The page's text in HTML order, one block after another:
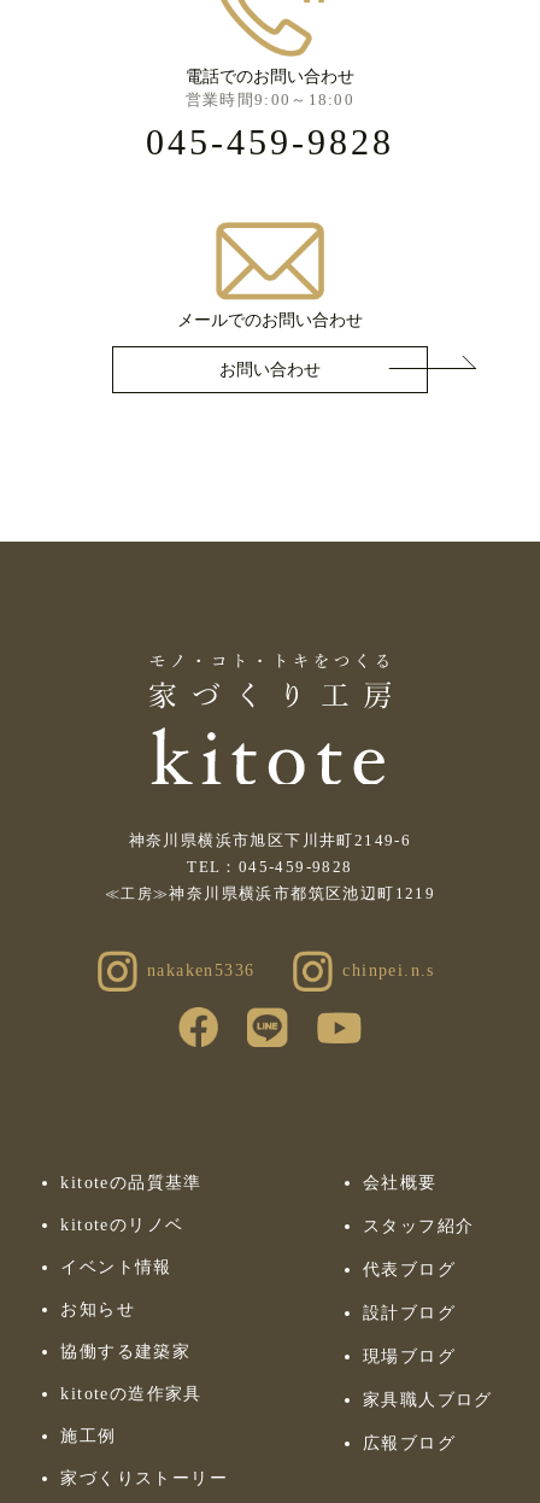
電話でのお問い合わせ
営業時間9:00～18:00
045-459-9828
メールでのお問い合わせ
お問い合わせ
神奈川県横浜市旭区下川井町2149-6
TEL：045-459-9828
≪工房≫神奈川県横浜市都筑区池辺町1219
nakaken5336 chinpei.n.s
kitoteの品質基準
kitoteのリノベ
イベント情報
お知らせ
協働する建築家
kitoteの造作家具
施工例
家づくりストーリー
会社概要
スタッフ紹介
代表ブログ
設計ブログ
現場ブログ
家具職人ブログ
広報ブログ